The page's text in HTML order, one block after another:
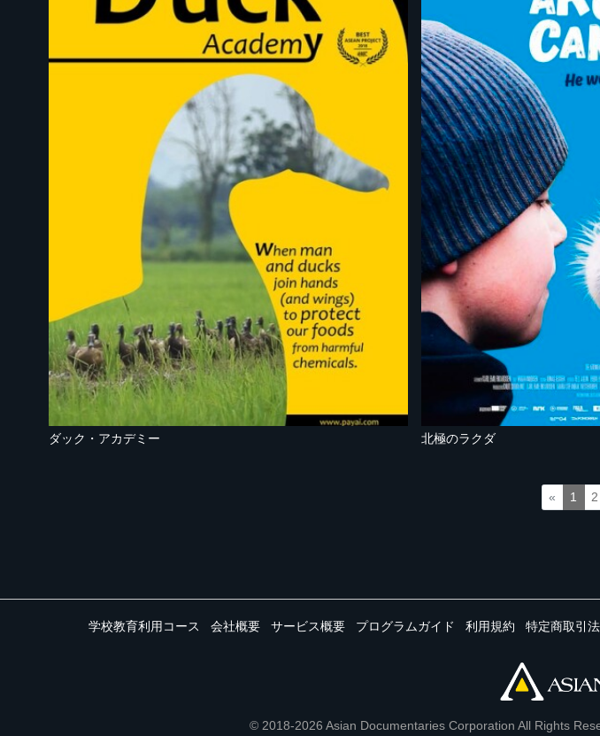
ダック・アカデミー 北極のラクダ
« 1 2
学校教育利用コース 会社概要 サービス概要 プログラムガイド 利用規約 特定商取引
© 2018-2026 Asian Documentaries Corporation All Rights